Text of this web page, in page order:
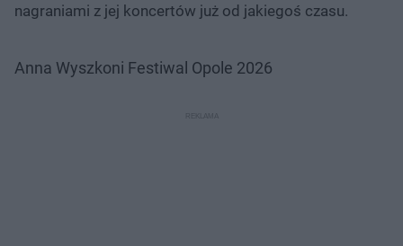
nagraniami z jej koncertów już od jakiegoś czasu.
Anna Wyszkoni Festiwal Opole 2026